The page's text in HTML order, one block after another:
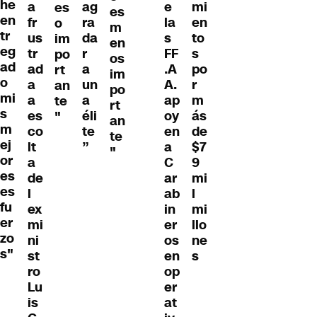
he
en
tr
eg
ad
o
mi
s
m
ej
or
es
es
fu
er
zo
s"
a
fr
us
tr
ad
a
a
es
co
lt
a
de
l
ex
mi
ni
st
ro
Lu
is
es
o
im
po
rt
an
te
"
ag
ra
da
r
a
un
a
éli
te
”
es
m
en
os
im
po
rt
an
te
"
e
la
s
FF
.A
A.
ap
oy
en
a
C
ar
ab
in
er
os
en
op
er
at
mi
en
to
s
po
r
m
ás
de
$7
9
mi
l
mi
llo
ne
s